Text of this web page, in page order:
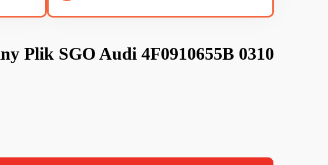
Plik SGO Audi 4F0910655B 0310